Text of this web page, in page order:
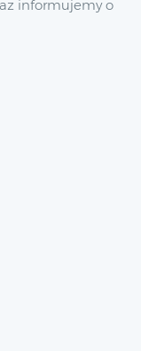
informujemy o